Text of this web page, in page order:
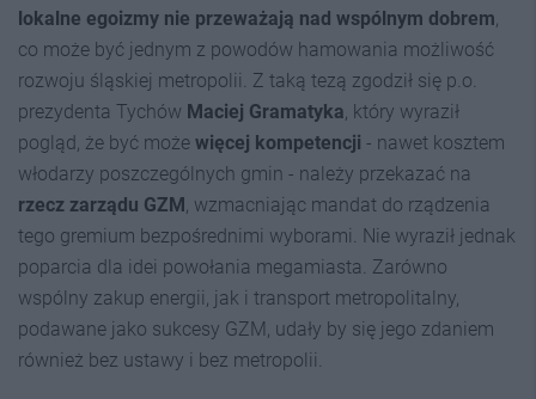
lokalne egoizmy nie przeważają nad wspólnym dobrem,
co może być jednym z powodów hamowania możliwość
rozwoju śląskiej metropolii. Z taką tezą zgodził się p.o.
prezydenta Tychów Maciej Gramatyka, który wyraził
pogląd, że być może więcej kompetencji - nawet kosztem
włodarzy poszczególnych gmin - należy przekazać na
rzecz zarządu GZM, wzmacniając mandat do rządzenia
tego gremium bezpośrednimi wyborami. Nie wyraził jednak
poparcia dla idei powołania megamiasta. Zarówno
wspólny zakup energii, jak i transport metropolitalny,
podawane jako sukcesy GZM, udały by się jego zdaniem
również bez ustawy i bez metropolii.